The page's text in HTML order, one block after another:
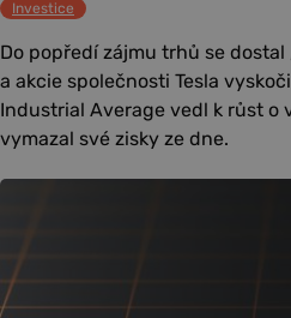
Investice
Do popředí zájmu trhů se
a akcie společnosti Tesla
Industrial Average vedl k růst o
vymazal své zisky ze dne.